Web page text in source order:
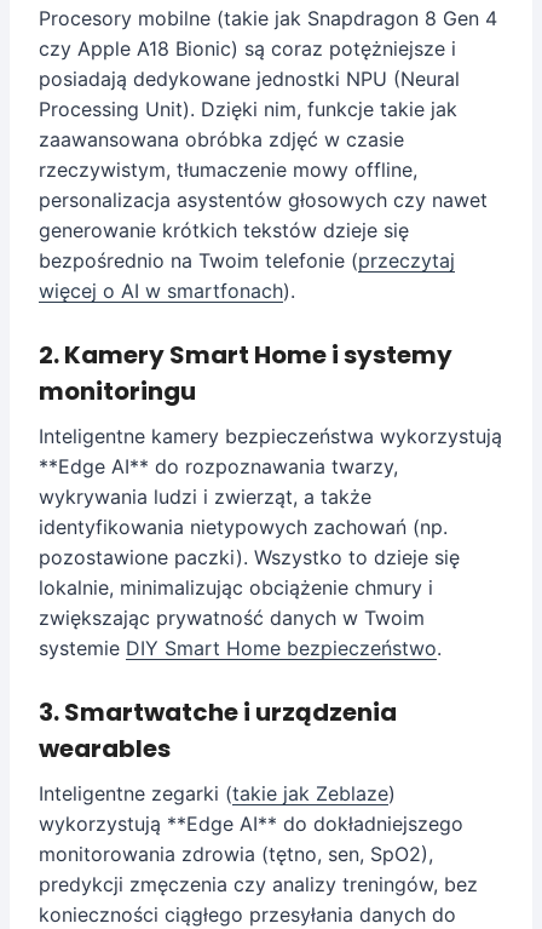
Procesory mobilne (takie jak Snapdragon 8 Gen 4
czy Apple A18 Bionic) są coraz potężniejsze i
posiadają dedykowane jednostki NPU (Neural
Processing Unit). Dzięki nim, funkcje takie jak
zaawansowana obróbka zdjęć w czasie
rzeczywistym, tłumaczenie mowy offline,
personalizacja asystentów głosowych czy nawet
generowanie krótkich tekstów dzieje się
bezpośrednio na Twoim telefonie (przeczytaj
więcej o AI w smartfonach).
2. Kamery Smart Home i systemy
monitoringu
Inteligentne kamery bezpieczeństwa wykorzystują
**Edge AI** do rozpoznawania twarzy,
wykrywania ludzi i zwierząt, a także
identyfikowania nietypowych zachowań (np.
pozostawione paczki). Wszystko to dzieje się
lokalnie, minimalizując obciążenie chmury i
zwiększając prywatność danych w Twoim
systemie DIY Smart Home bezpieczeństwo.
3. Smartwatche i urządzenia
wearables
Inteligentne zegarki (takie jak Zeblaze)
wykorzystują **Edge AI** do dokładniejszego
monitorowania zdrowia (tętno, sen, SpO2),
predykcji zmęczenia czy analizy treningów, bez
konieczności ciągłego przesyłania danych do